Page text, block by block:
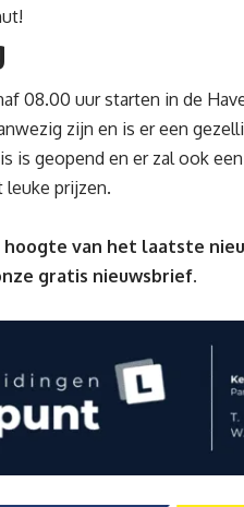
08.00 uur starten in de
zijn en is er een
is geopend en er zal ook
leuke prijzen.
hoogte van het laatste
gratis nieuwsbrief.